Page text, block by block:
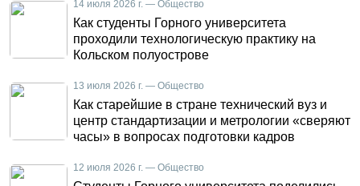
14 июля 2026 г. — Общество
Как студенты Горного университета
проходили технологическую практику на
Кольском полуострове
13 июля 2026 г. — Общество
Как старейшие в стране технический вуз и
центр стандартизации и метрологии «сверяют
часы» в вопросах подготовки кадров
12 июля 2026 г. — Общество